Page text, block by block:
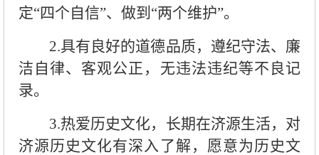
定“四个自信”、做到“两个维护”。
2.具有良好的道德品质，遵纪守法、廉
洁自律、客观公正，无违法违纪等不良记
录。
3.热爱历史文化，长期在济源生活，对
济源历史文化有深入了解，愿意为历史文